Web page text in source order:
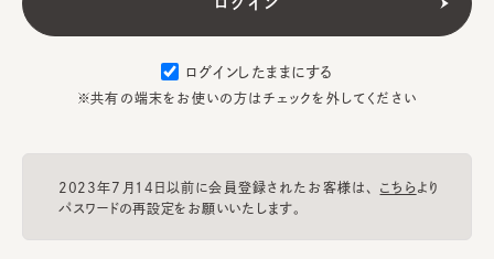
ログインしたままにする
※共有の端末をお使いの方はチェックを外してください
2023年7月14日以前に会員登録されたお客様は、 こちらより
パスワードの再設定をお願いいたします。